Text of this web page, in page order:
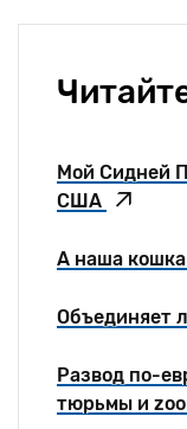
Мой Сидней
США
А наша
Объединяет
Развод по-
тюрьмы и